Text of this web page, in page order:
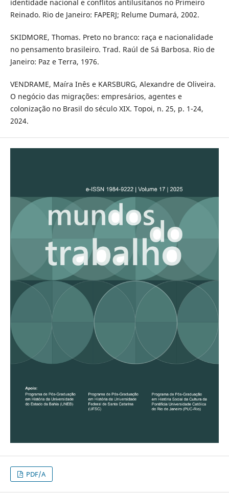
identidade nacional e conflitos antilusitanos no Primeiro
Reinado. Rio de Janeiro: FAPERJ; Relume Dumará, 2002.
SKIDMORE, Thomas. Preto no branco: raça e nacionalidade
no pensamento brasileiro. Trad. Raúl de Sá Barbosa. Rio de
Janeiro: Paz e Terra, 1976.
VENDRAME, Maíra Inês e KARSBURG, Alexandre de Oliveira.
O negócio das migrações: empresários, agentes e
colonização no Brasil do século XIX. Topoi, n. 25, p. 1-24,
2024.
PDF/A